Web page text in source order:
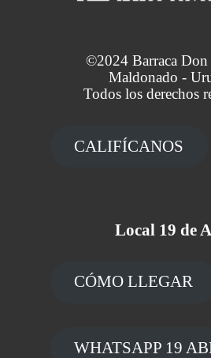
©2024 Barraca
Maldonado -
Todos los derechos
CALIFÍCANOS
Local 19 de
CÓMO LLEGAR
WHATSAPP 19